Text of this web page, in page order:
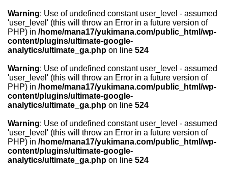
Warning: Use of undefined constant user_level - assumed
'user_level' (this will throw an Error in a future version of
PHP) in /home/mana17/yukimana.com/public_html/wp-
content/plugins/ultimate-google-
analytics/ultimate_ga.php on line 524
Warning: Use of undefined constant user_level - assumed
'user_level' (this will throw an Error in a future version of
PHP) in /home/mana17/yukimana.com/public_html/wp-
content/plugins/ultimate-google-
analytics/ultimate_ga.php on line 524
Warning: Use of undefined constant user_level - assumed
'user_level' (this will throw an Error in a future version of
PHP) in /home/mana17/yukimana.com/public_html/wp-
content/plugins/ultimate-google-
analytics/ultimate_ga.php on line 524